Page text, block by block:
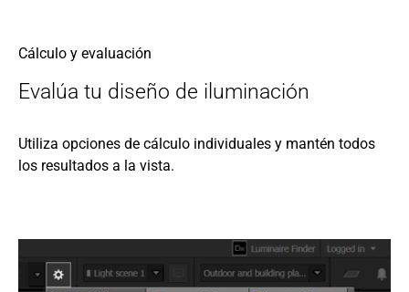
Cálculo y evaluación
Evalúa tu diseño de iluminación
Utiliza opciones de cálculo individuales y mantén todos
los resultados a la vista.